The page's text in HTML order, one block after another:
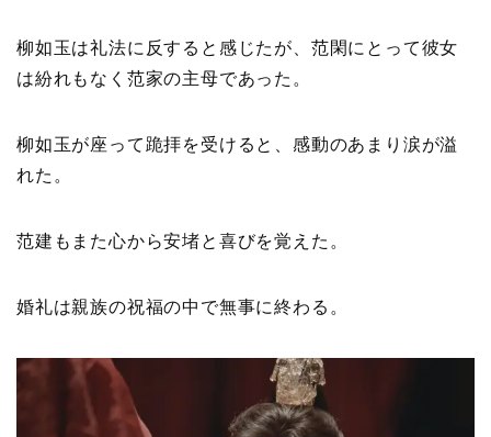
柳如玉は礼法に反すると感じたが、范閑にとって彼女
は紛れもなく范家の主母であった。
柳如玉が座って跪拝を受けると、感動のあまり涙が溢
れた。
范建もまた心から安堵と喜びを覚えた。
婚礼は親族の祝福の中で無事に終わる。